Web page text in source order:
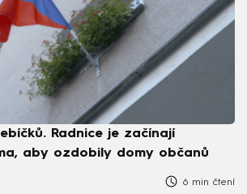
Radnice je začínají
aby ozdobily domy občanů
6 min čtení